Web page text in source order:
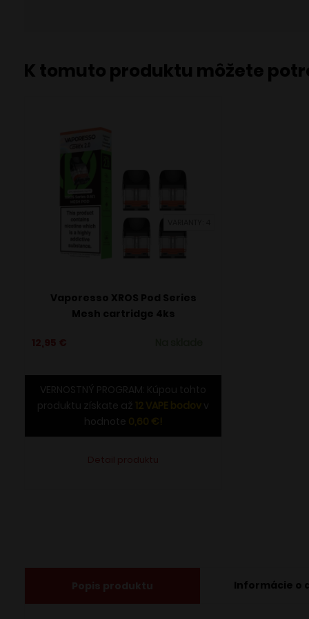
K tomuto produktu môžete
Vaporesso XROS Pod Series
Mesh cartridge 4ks
VERNOSTNÝ PROGRAM: Kúpou tohto
produktu získate až 12 VAPE bodov v
hodnote 0,60 €!
Informácie o